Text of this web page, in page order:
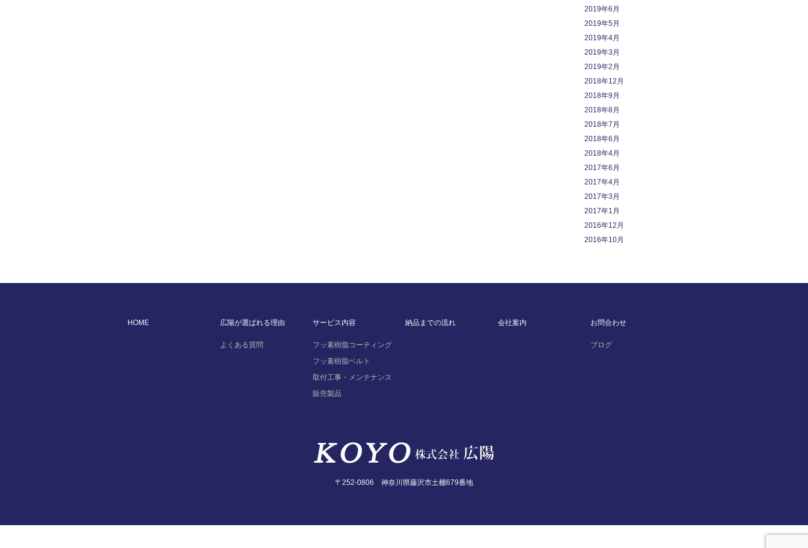
2019年6月
2019年5月
2019年4月
2019年3月
2019年2月
2018年12月
2018年9月
2018年8月
2018年7月
2018年6月
2018年4月
2017年6月
2017年4月
2017年3月
2017年1月
2016年12月
2016年10月
HOME 広陽が選ばれる理由
よくある質問
サービス内容
フッ素樹脂コーティング
フッ素樹脂ベルト
取付工事・メンテナンス
販売製品
納品までの流れ 会社案内 お問合わせ
ブログ
〒252-0806 神奈川県藤沢市土棚679番地